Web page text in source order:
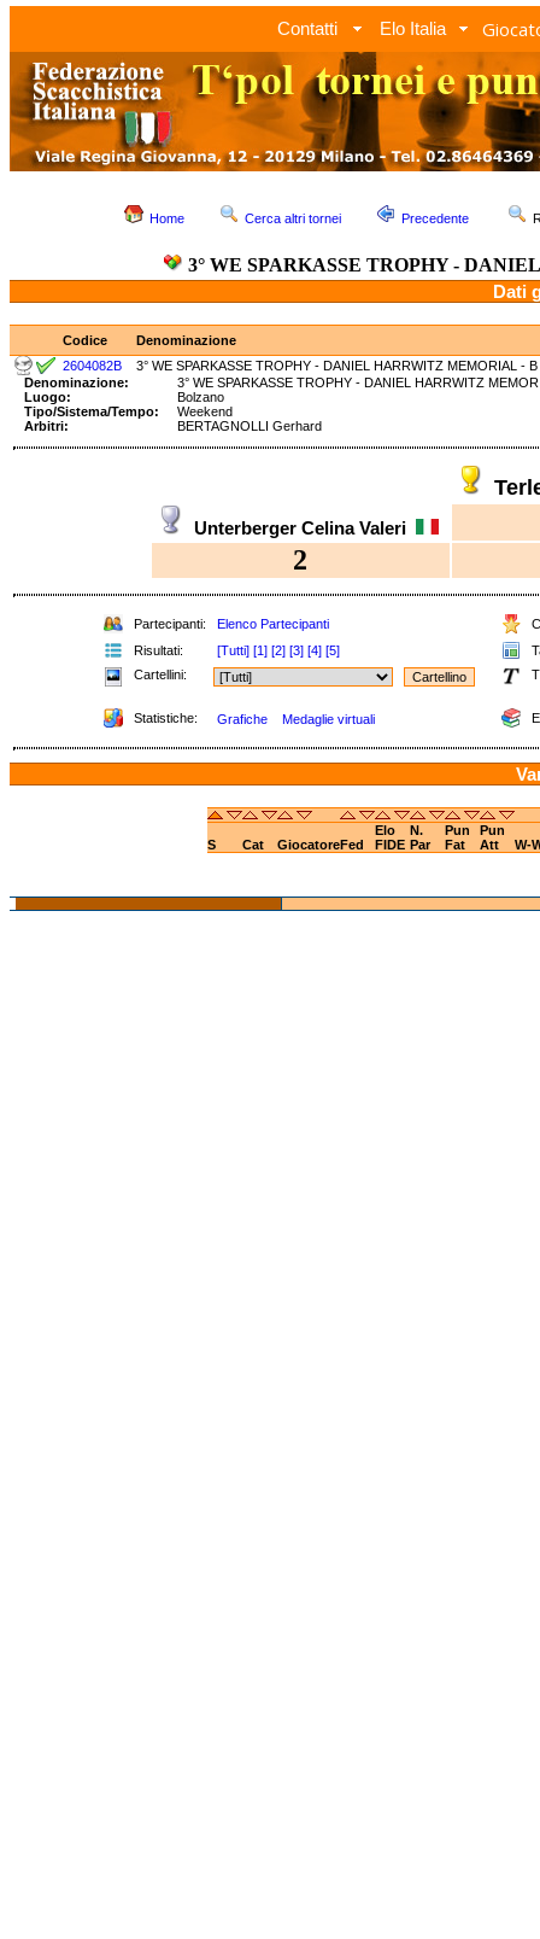
Contatti Elo Italia
Home Cerca altri tornei Precedente
3° WE SPARKASSE TROPHY -
Dati
Codice
Denominazione
2604082B
3° WE SPARKASSE TROPHY - DANIEL HARRWITZ MEMORIAL - B
Denominazione:
3° WE SPARKASSE TROPHY - DANIEL HARRWITZ
Luogo:
Bolzano
Tipo/Sistema/Tempo:
Weekend
Arbitri:
BERTAGNOLLI Gerhard
Unterberger Celina Valeri
2
Partecipanti: Elenco Partecipanti
Risultati:
[Tutti] [1] [2] [3] [4] [5]
Cartellini:
Statistiche: Grafiche Medaglie virtuali
Elo N. Pun
Pun
S
Cat GiocatoreFed FIDE Par Fat Att W-